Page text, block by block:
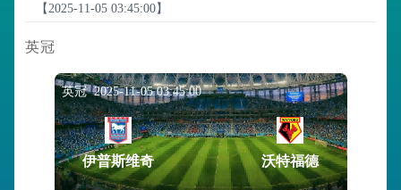
【2025-11-05 03:45:00】
英冠
英冠 2025-11-05 03:45:00
伊普斯维奇 沃特福德